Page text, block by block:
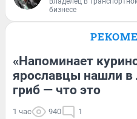
бизнесе
«Напоминает
ярославцы нашли в
гриб — что это
1 час 940 1